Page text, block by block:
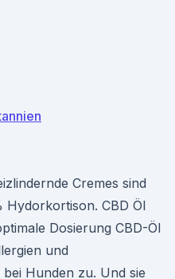
Cremes sind
Hydorkortison. CBD Öl
Dosierung CBD-Öl
und
Hunden zu. Und sie